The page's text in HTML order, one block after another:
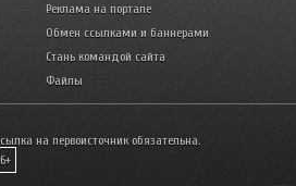
Реклама на портале
Обмен ссылками и баннерами
Стань командой сайта
Файлы
на первоисточник обязательна.